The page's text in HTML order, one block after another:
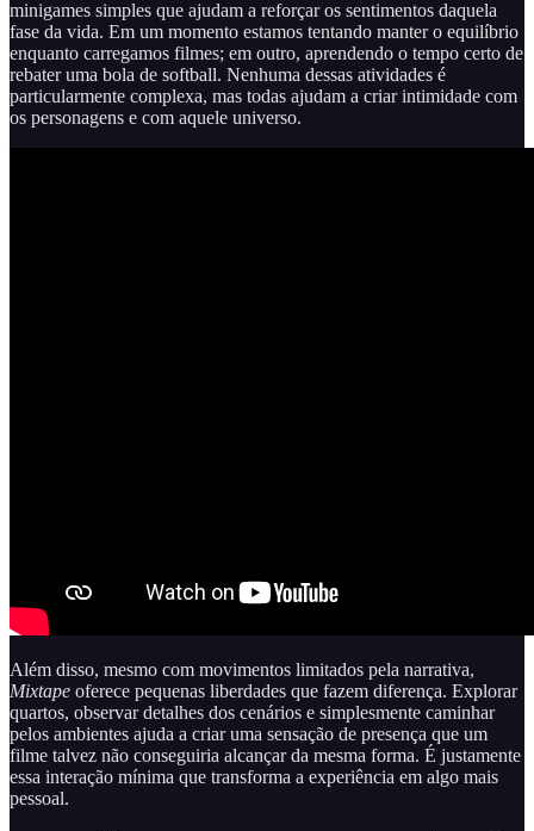
minigames simples que ajudam a reforçar os sentimentos daquela
fase da vida. Em um momento estamos tentando manter o equilíbrio
enquanto carregamos filmes; em outro, aprendendo o tempo certo de
rebater uma bola de softball. Nenhuma dessas atividades é
particularmente complexa, mas todas ajudam a criar intimidade com
os personagens e com aquele universo.
Além disso, mesmo com movimentos limitados pela narrativa,
Mixtape oferece pequenas liberdades que fazem diferença. Explorar
quartos, observar detalhes dos cenários e simplesmente caminhar
pelos ambientes ajuda a criar uma sensação de presença que um
filme talvez não conseguiria alcançar da mesma forma. É justamente
essa interação mínima que transforma a experiência em algo mais
pessoal.